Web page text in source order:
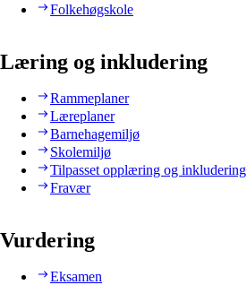
Folkehøgskole
Læring og inkludering
Rammeplaner
Læreplaner
Barnehagemiljø
Skolemiljø
Tilpasset opplæring og inkludering
Fravær
Vurdering
Eksamen